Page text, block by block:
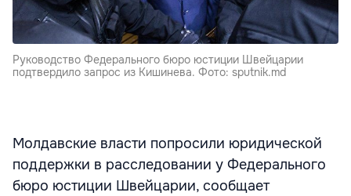
Руководство Федерального бюро юстиции Швейцарии
подтвердило запрос из Кишинева. Фото: sputnik.md
Молдавские власти попросили юридической
поддержки в расследовании у Федерального
бюро юстиции Швейцарии, сообщает